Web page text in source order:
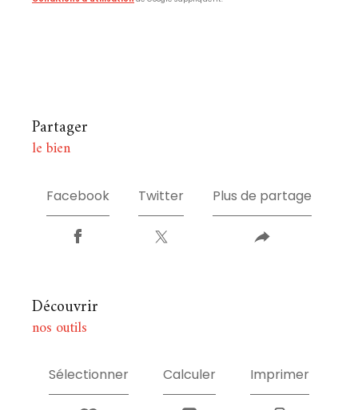
partager
le bien
Facebook Twitter Plus de partage
découvrir
nos outils
Sélectionner Calculer Imprimer